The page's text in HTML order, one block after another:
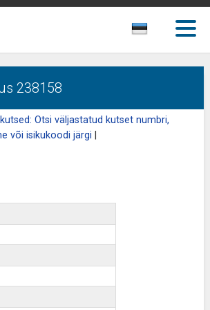
238158
Otsi väljastatud kutset numbri,
või isikukoodi järgi